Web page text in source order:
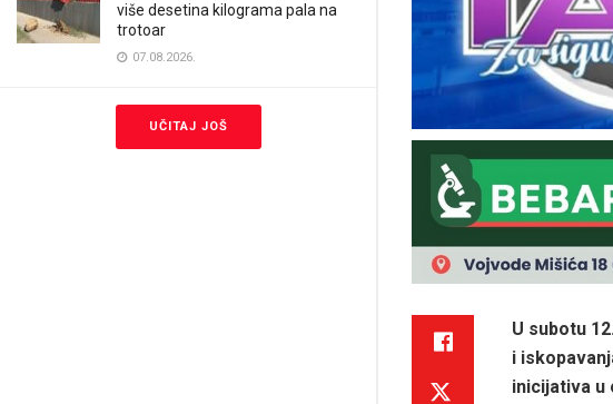
više desetina kilograma pala na
trotoar
07.08.2026.
UČITAJ JOŠ
U subotu
i
inicijativa u